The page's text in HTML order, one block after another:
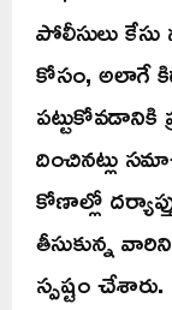
పోలీసులు
కోసం, అలాగే
పట్టుకోవడానికి
దించినట్లు
కోణాల్లో
తీసుకున్న
స్పష్టం చేశారు.